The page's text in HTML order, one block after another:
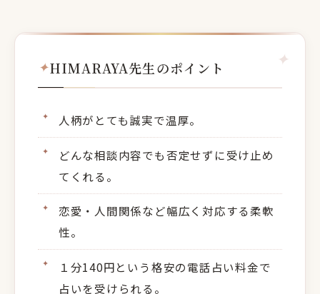
HIMARAYA先生のポイント
人柄がとても誠実で温厚。
どんな相談内容でも否定せずに受け止め
てくれる。
恋愛・人間関係など幅広く対応する柔軟
性。
１分140円という格安の電話占い料金で
占いを受けられる。